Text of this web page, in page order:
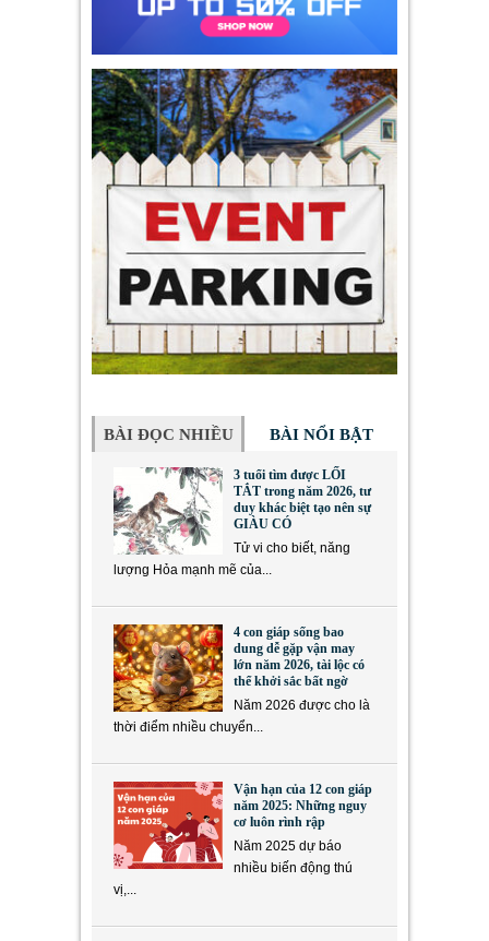
BÀI ĐỌC NHIỀU BÀI NỔI BẬT
3 tuổi tìm được LỐI
TẮT trong năm 2026, tư
duy khác biệt tạo nên sự
GIÀU CÓ
Tử vi cho biết, năng
lượng Hỏa mạnh mẽ của...
4 con giáp sống bao
dung dễ gặp vận may
lớn năm 2026, tài lộc có
thể khởi sắc bất ngờ
Năm 2026 được cho là
thời điểm nhiều chuyển...
Vận hạn của 12 con giáp
năm 2025: Những nguy
cơ luôn rình rập
Năm 2025 dự báo
nhiều biến động thú
vị,...